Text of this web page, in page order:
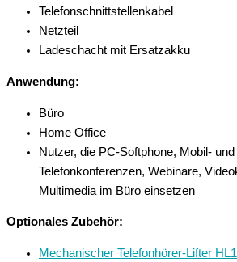
Telefonschnittstellenkabel
Netzteil
Ladeschacht mit Ersatzakku
Anwendung:
Büro
Home Office
Nutzer, die PC-Softphone, Mobil-
Telefonkonferenzen, Webinare,
Multimedia im Büro einsetzen
Optionales Zubehör:
Mechanischer Telefonhörer-Lifter